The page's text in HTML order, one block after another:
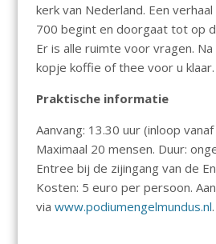
kerk van Nederland. Een
700 begint en doorgaat tot op
Er is alle ruimte voor vragen.
kopje koffie of thee voor u klaar.
Praktische informatie
Aanvang: 13.30 uur (inloop
Maximaal 20 mensen. Duur:
Entree bij de zijingang van de
Kosten: 5 euro per persoon.
via www.podiumengelmundus.nl.